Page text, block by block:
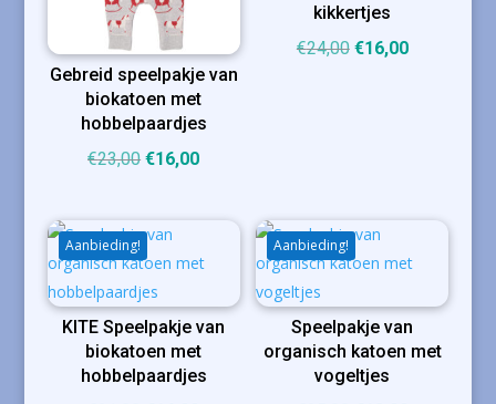
Gebreid speelpakje van
biokatoen met
hobbelpaardjes
€23,00 Oorspronkelijke
€23,00.
€16,00Huidige
kikkertjes
€24,00 Oorspronkelijke
€16,00Huidige
Aanbieding!
KITE Speelpakje van
biokatoen met
hobbelpaardjes
Aanbieding!
Speelpakje van
organisch katoen met
vogeltjes